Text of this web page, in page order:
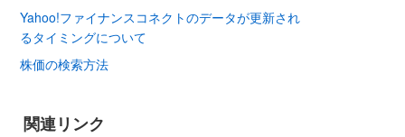
Yahoo!ファイナンスコネクトのデータが更新され
るタイミングについて
株価の検索方法
関連リンク